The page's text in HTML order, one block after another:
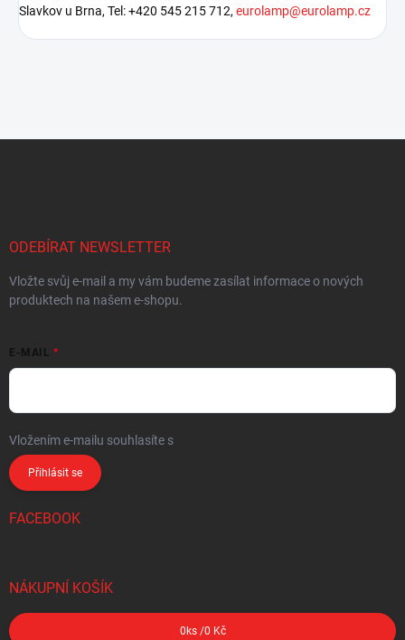
Slavkov u Brna, Tel: +420 545 215 712, eurolamp@eurolamp.cz
ODEBÍRAT NEWSLETTER
Vložte svůj e-mail a my vám budeme zasílat informace o nových
produktech na našem e-shopu.
E-MAIL
Vložením e-mailu souhlasíte s
Přihlásit se
FACEBOOK
NÁKUPNÍ KOŠÍK
0 ks /0 Kč